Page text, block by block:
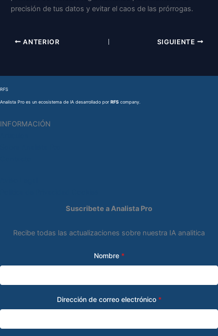
precisión de tus datos y evitar el caos de las prórrogas.
ANTERIOR SIGUIENTE
RFS
Analista Pro es un ecosistema de IA desarrollado porRFS company.
INFORMACIÓN
Suscribete a Analista Pro
Recibe todas las actualizaciones sobre nuestra IA analitica
Nombre *
Dirección de correo electrónico *